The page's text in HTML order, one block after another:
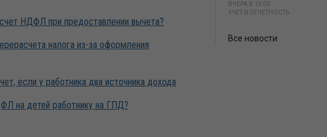
НДФЛ при предоставлении вычета?
налога из-за оформления
если у работника два источника дохода
на детей работнику на ГПД?
ВЧЕРА В 15:00
УЧЕТ И ОТЧЕТНОСТЬ
Все новости